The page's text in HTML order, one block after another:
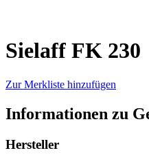
Sielaff FK 230
Zur Merkliste hinzufügen
Informationen zu
Hersteller